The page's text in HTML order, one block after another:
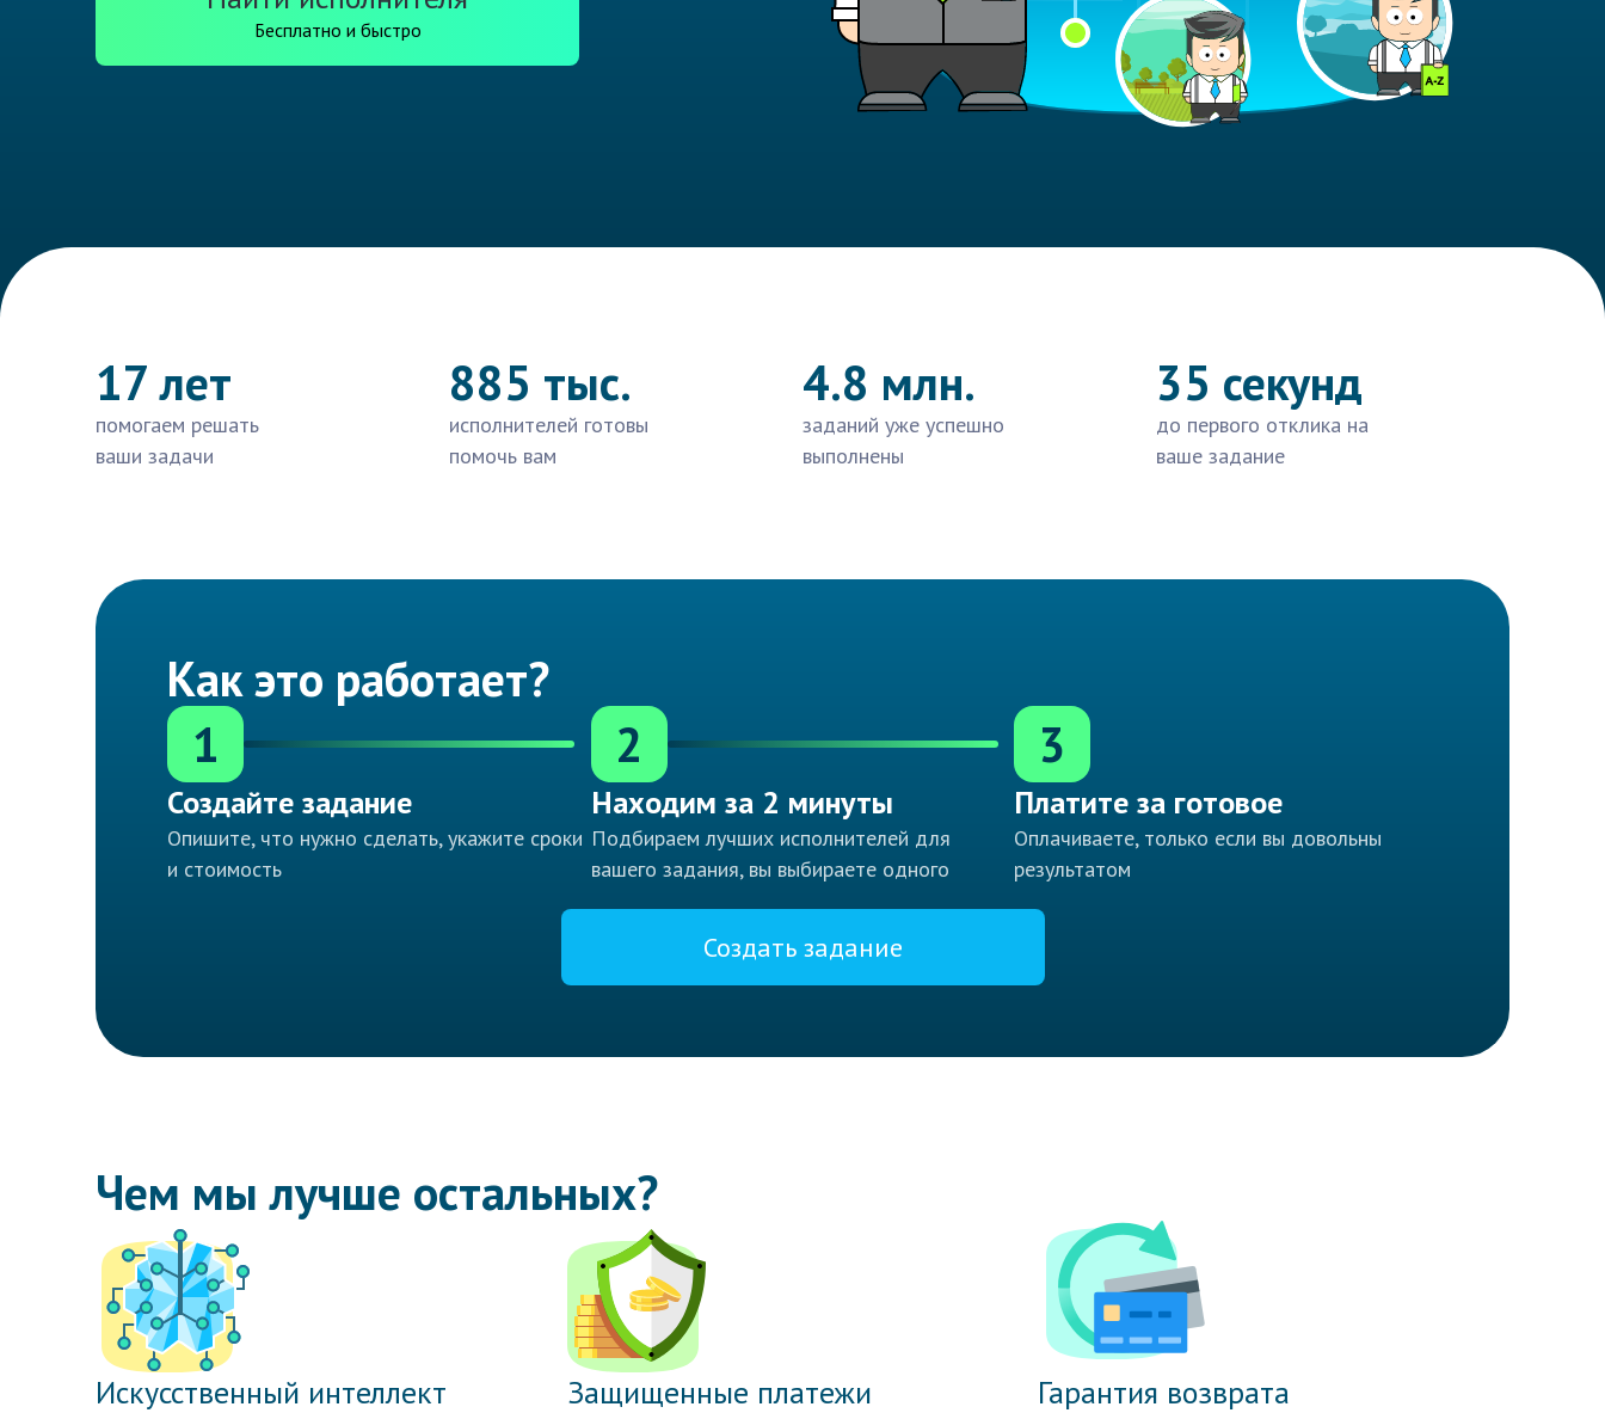
Бесплатно и быстро
17 лет
помогаем решать
ваши задачи
885 тыс.
исполнителей готовы
помочь вам
4.8 млн.
заданий уже успешно
выполнены
35 секунд
до первого отклика на
ваше задание
Как это работает?
1
Создайте задание
Опишите, что нужно сделать, укажите сроки
и стоимость
2
Находим за 2 минуты
Подбираем лучших исполнителей для
вашего задания, вы выбираете одного
3
Платите за готовое
Оплачиваете, только если вы довольны
результатом
Создать задание
Чем мы лучше остальных?
Искусственный интеллект Защищенные платежи Гарантия возврата